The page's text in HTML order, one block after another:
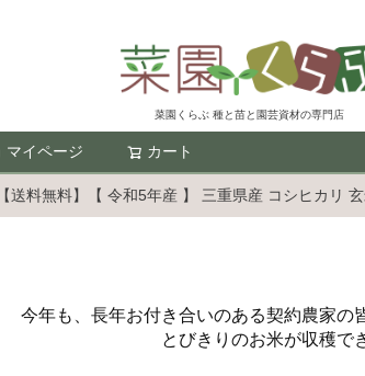
菜園くらぶ 種と苗と園芸資材の専門店
マイページ カート
【送料無料】【 令和5年産 】 三重県産 コシヒカリ
今年も、長年お付き合いのある契約農家の
とびきりのお米が収穫で